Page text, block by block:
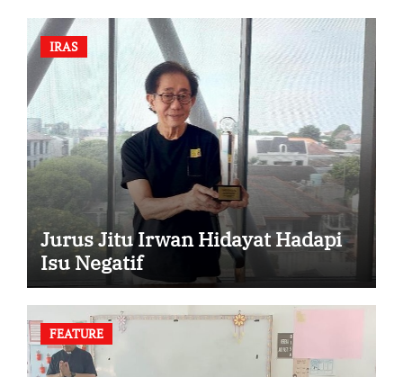
IRAS
Jurus Jitu Irwan Hidayat Hadapi
Isu Negatif
FEATURE